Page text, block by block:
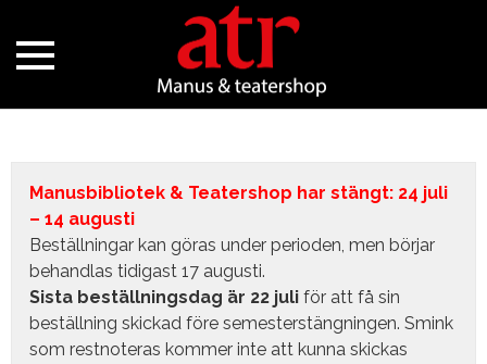
Manusbibliotek & Teatershop har stängt: 24 juli
– 14 augusti
Beställningar kan göras under perioden, men börjar
behandlas tidigast 17 augusti.
Sista beställningsdag är 22 juli för att få sin
beställning skickad före semesterstängningen. Smink
som restnoteras kommer inte att kunna skickas